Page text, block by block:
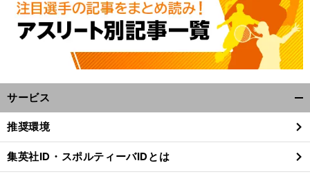
サービス
閉
る
推奨環境
集英社ID・スポルティーバIDとは